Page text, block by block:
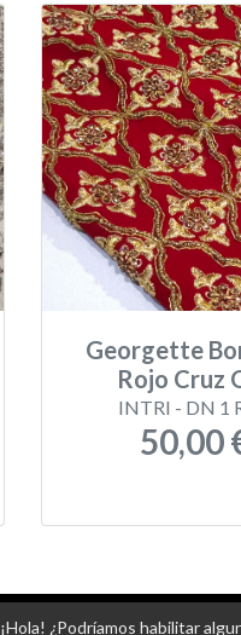
Georgette
Rojo Cruz
INTRI - DN 1
50,00
¡Hola! ¿Podríamos habilitar